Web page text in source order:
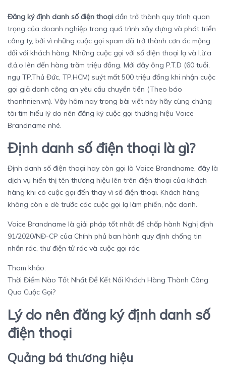
Đăng ký định danh số điện thoại dần trở thành quy trình quan
trọng của doanh nghiệp trong quá trình xây dựng và phát triển
công ty, bởi vì những cuộc gọi spam đã trở thành cơn ác mộng
đối với khách hàng. Những cuộc gọi với số điện thoại lạ và l.ừ.a
đ.ả.o lên đến hàng trăm triệu đồng. Mới đây ông P.T.D (60 tuổi,
ngụ TP.Thủ Đức, TP.HCM) suýt mất 500 triệu đồng khi nhận cuộc
gọi giả danh công an yêu cầu chuyển tiền (Theo báo
thanhnien.vn). Vậy hôm nay trong bài viết này hãy cùng chúng
tôi tìm hiểu lý do nên đăng ký cuộc gọi thương hiệu Voice
Brandname nhé.
Định danh số điện thoại là gì?
Định danh số điện thoại hay còn gọi là Voice Brandname, đây là
dịch vụ hiển thị tên thương hiệu lên trên điện thoại của khách
hàng khi có cuộc gọi đến thay vì số điện thoại. Khách hàng
không còn e dè trước các cuộc gọi lạ làm phiền, nặc danh.
Voice Brandname là giải pháp tốt nhất để chấp hành Nghị định
91/2020/NĐ-CP của Chính phủ ban hành quy định chống tin
nhắn rác, thư điện tử rác và cuộc gọi rác.
Tham khảo:
Thời Điểm Nào Tốt Nhất Để Kết Nối Khách Hàng Thành Công
Qua Cuộc Gọi?
Lý do nên đăng ký định danh số
điện thoại
Quảng bá thương hiệu